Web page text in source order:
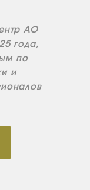
АО
года,
по
и